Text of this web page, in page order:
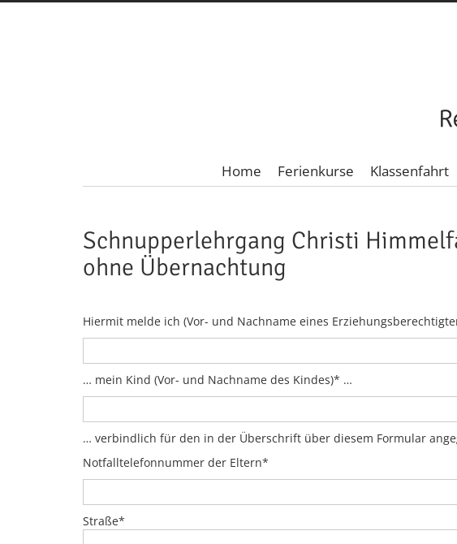
Home Ferienkurse Klassenfahrt
Schnupperlehrgang Christi
ohne Übernachtung
Hiermit melde ich (Vor- und Nachname eines
… mein Kind (Vor- und Nachname des Kindes)* …
… verbindlich für den in der Überschrift über diesem Formular
Notfalltelefonnummer der Eltern*
Straße*